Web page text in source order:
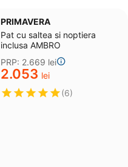
PRIMAVERA
Pat cu saltea si noptiera
inclusa AMBRO
PRP: 2.669 lei
2.053 lei
(6)